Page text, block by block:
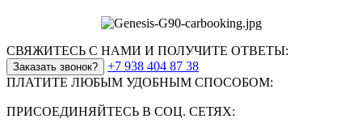
СВЯЖИТЕСЬ С НАМИ И ПОЛУЧИТЕ ОТВЕТЫ:
Заказать звонок?
+7 938 404 87 38
ПЛАТИТЕ ЛЮБЫМ УДОБНЫМ СПОСОБОМ:
ПРИСОЕДИНЯЙТЕСЬ В СОЦ. СЕТЯХ: